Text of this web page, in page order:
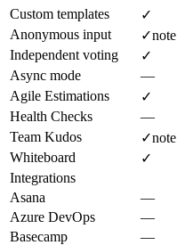
Custom templates
✓
Anonymous input
✓note
Independent voting
✓
Async mode
—
Agile Estimations
✓
Health Checks
—
Team Kudos
✓note
Whiteboard
✓
Integrations
Asana
—
Azure DevOps
—
Basecamp
—